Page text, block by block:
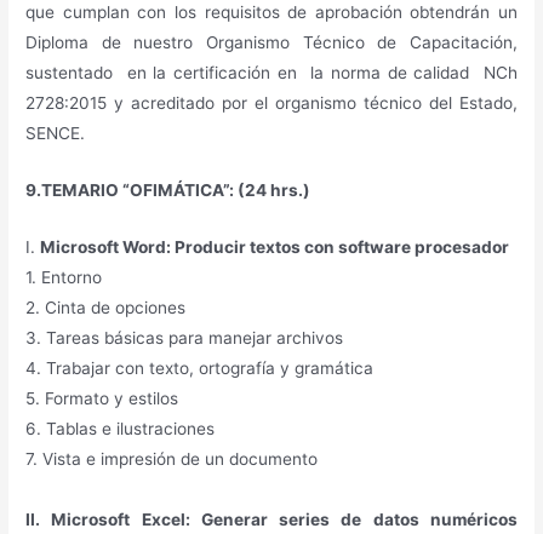
que cumplan con los requisitos de aprobación obtendrán un
Diploma de nuestro Organismo Técnico de Capacitación,
sustentado en la certificación en la norma de calidad NCh
2728:2015 y acreditado por el organismo técnico del Estado,
SENCE.
9.TEMARIO “OFIMÁTICA”: (24 hrs.)
I.Microsoft Word: Producir textos con software procesador
1. Entorno
2. Cinta de opciones
3. Tareas básicas para manejar archivos
4. Trabajar con texto, ortografía y gramática
5. Formato y estilos
6. Tablas e ilustraciones
7. Vista e impresión de un documento
II. Microsoft Excel: Generar series de datos numéricos